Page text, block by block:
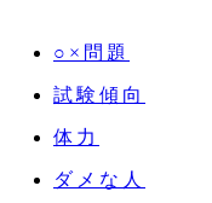
○×問題
試験傾向
体力
ダメな人